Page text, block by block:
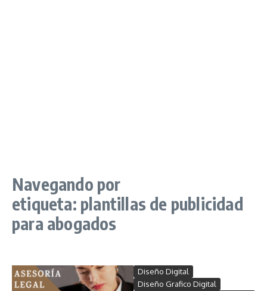
Navegando por
etiqueta: plantillas de publicidad
para abogados
Diseño Digital
Diseño Grafico Digital